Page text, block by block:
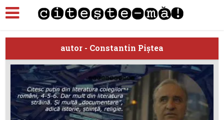
autor - Constantin Piştea